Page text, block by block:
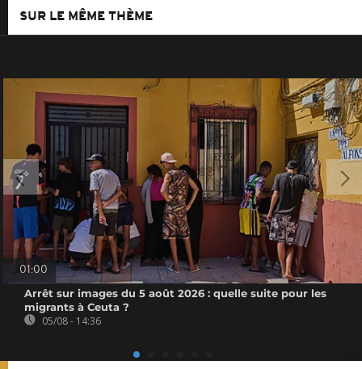
SUR LE MÊME THÈME
01:00
Arrêt sur images du 5 août 2026 : quelle suite pour les
migrants à Ceuta ?
05/08 - 14:36